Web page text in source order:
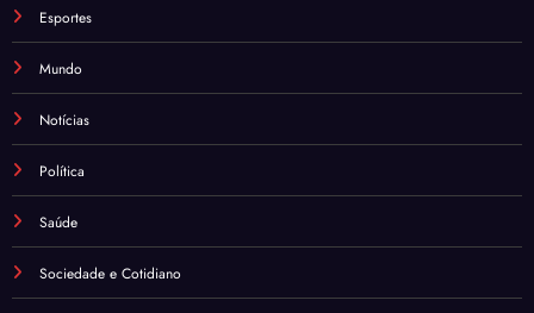
Esportes
Mundo
Notícias
Política
Saúde
Sociedade e Cotidiano